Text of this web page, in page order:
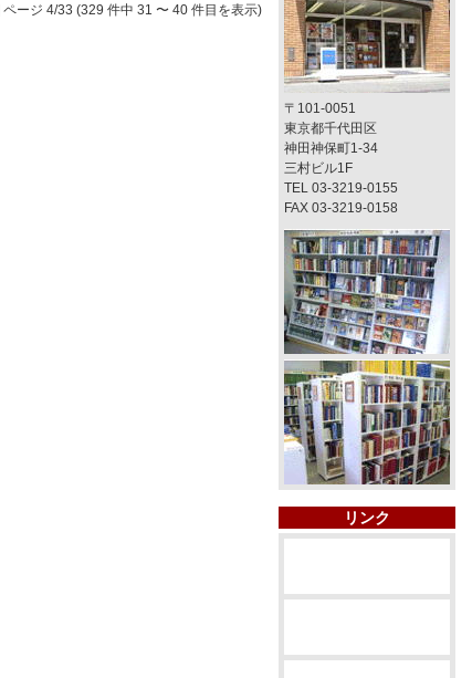
ページ 4/33 (329 件中 31 〜 40 件目を表示)
〒101-0051
東京都千代田区
神田神保町1-34
三村ビル1F
TEL 03-3219-0155
FAX 03-3219-0158
リンク